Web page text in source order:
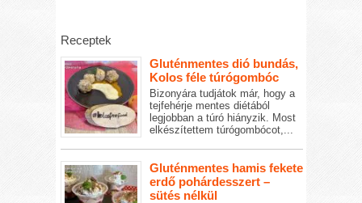
Receptek
Gluténmentes dió bundás,
Kolos féle túrógombóc
Bizonyára tudjátok már, hogy a
tejfehérje mentes diétából
legjobban a túró hiányzik. Most
elkészítettem túrógombócot,...
Gluténmentes hamis fekete
erdő pohárdesszert –
sütés nélkül